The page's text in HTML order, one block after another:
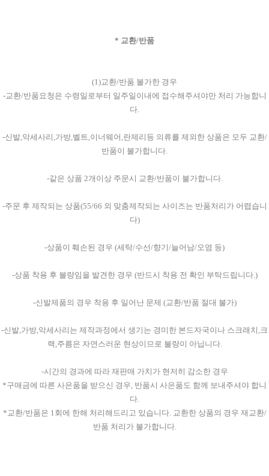
* 교환/반품
(1)교환/반품 불가한 경우
-교환/반품요청은 수령일로부터 일주일이내에 접수해주셔야만 처리 가능합니
다.
-신발,악세사리,가방,벨트,이너웨어,란제리등 의류를 제외한 상품은 모두 교환/
반품이 불가합니다.
-같은 상품 2개이상 주문시 교환/반품이 불가합니다.
-주문 후 제작되는 상품(55/66 외 맞춤제작되는 사이즈는 반품처리가 어렵습니
다)
-상품이 훼손된 경우 (세탁/수선/향기/늘어남/오염 등)
-상품 착용 후 불량임을 발견한 경우 (반드시 착용 전 확인 부탁드립니다.)
-신발제품의 경우 착용 후 일어난 문제 (교환/반품 절대 불가)
-신발,가방,악세사리는 제작과정에서 생기는 경미한 본드자국이나 스크래치,크
랙,주름은 자연스러운 현상이므로 불량이 아닙니다.
-시간의 경과에 따라 재판매 가치가 현저히 감소한 경우
*구매금에 따른 사은품을 받으신 경우, 반품시 사은품도 함께 보내주셔야 합니
다.
*교환/반품은 1회에 한해 처리해드리고 있습니다. 교환한 상품의 경우 재교환/
반품 처리가 불가합니다.